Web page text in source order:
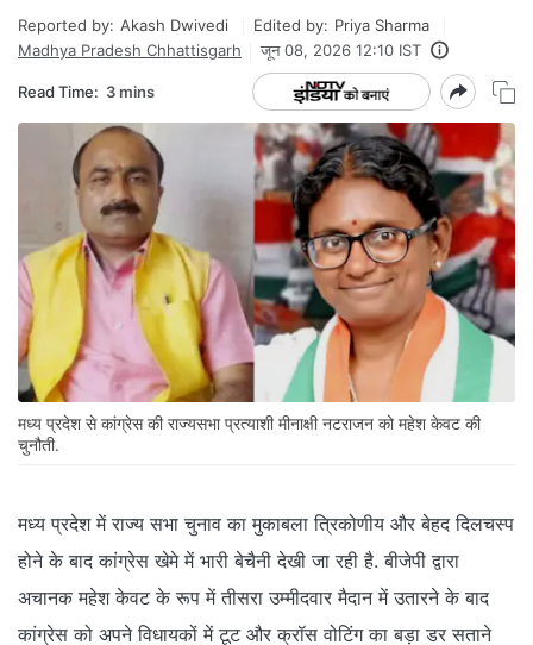
Reported by: Akash Dwivedi Edited by: Priya Sharma
Madhya Pradesh Chhattisgarh
जून 08, 2026 12:10 IST
Read Time: 3 mins
मध्य प्रदेश से कांग्रेस की राज्यसभा प्रत्याशी मीनाक्षी नटराजन को महेश केवट की
चुनौती.
मध्य प्रदेश में राज्य सभा चुनाव का मुकाबला त्रिकोणीय और बेहद दिलचस्प
होने के बाद कांग्रेस खेमे में भारी बेचैनी देखी जा रही है. बीजेपी द्वारा
अचानक महेश केवट के रूप में तीसरा उम्मीदवार मैदान में उतारने के बाद
कांग्रेस को अपने विधायकों में टूट और क्रॉस वोटिंग का बड़ा डर सताने